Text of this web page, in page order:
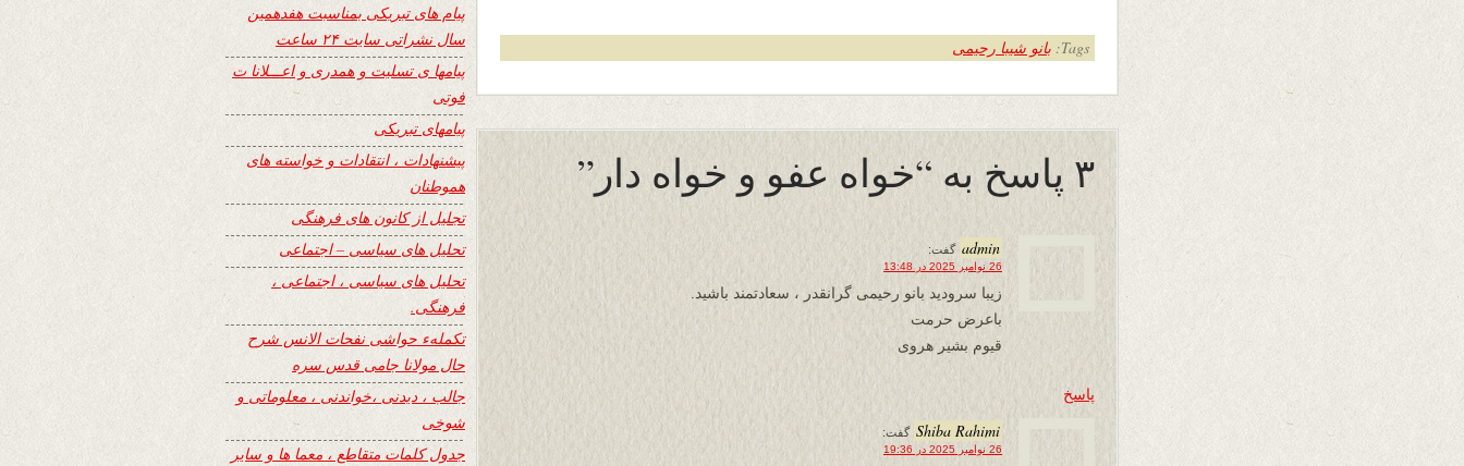
Tags: بانو شیبا رحیمی
۳ پاسخ به “خواه عفو و خواه دار”
admin گفت:
26 نوامبر 2025 در 13:48
زیبا سرودید بانو رحیمی گرانقدر ، سعادتمند باشید.
باعرض حرمت
قیوم بشیر هروی
پاسخ
Shiba Rahimi گفت:
26 نوامبر 2025 در 19:36
پیام های تبریکی بمناسبت هفدهمین
سال نشراتی سایت ۲۴ ساعت
پیامها ی تسلیت و همدری و اعـــلانا ت
فوتی
پیامهای تبریکی
پیشنهادات ، انتقادات و خواسته های
هموطنان
تجلیل از کانون های فرهنگی
تحلیل های سیاسی – اجتماعی
تحلیل های سیاسی ، اجتماعی ،
فرهنگی.
تکملهء حواشی نفحات الانس شرح
حال مولانا جامی قدس سره
جالب ، دیدنی ،خواندنی ، معلوماتی و
شوخی
جدول کلمات متقاطع ، معما ها و سایر